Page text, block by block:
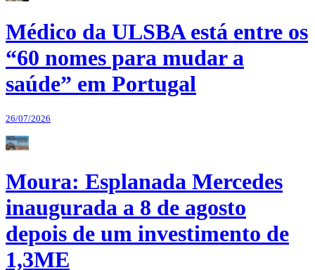
Médico da ULSBA está entre os
“60 nomes para mudar a
saúde” em Portugal
26/07/2026
Moura: Esplanada Mercedes
inaugurada a 8 de agosto
depois de um investimento de
1,3ME